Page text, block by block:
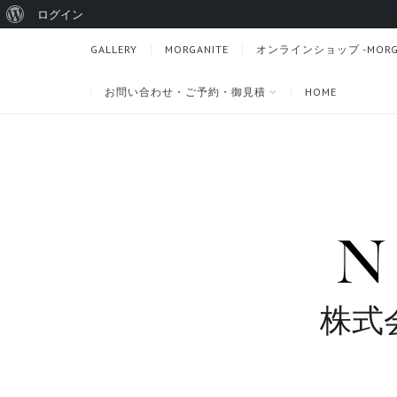
GALLERY MORGANITE オンラインショップ -
お問い合わせ・ご予約・御見積 HOME
株式
WordPress
ログイン